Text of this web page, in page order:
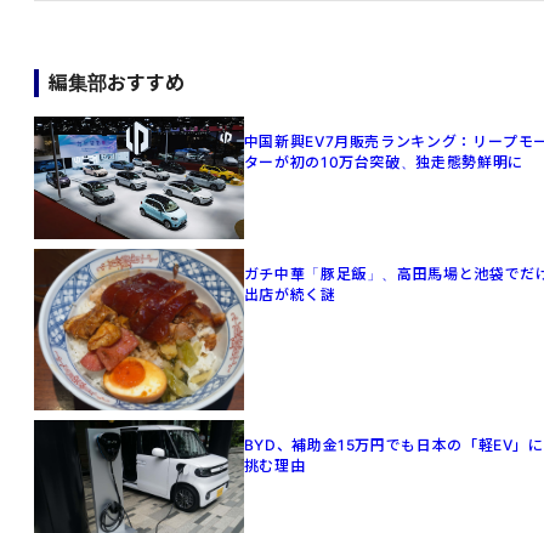
編集部おすすめ
中国新興EV7月販売ランキング：リープモ
ターが初の10万台突破、独走態勢鮮明に
ガチ中華「豚足飯」、高田馬場と池袋でだ
出店が続く謎
BYD、補助金15万円でも日本の「軽EV」に
挑む理由